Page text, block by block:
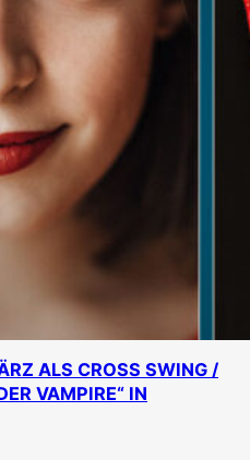
ALS CROSS SWING /
VAMPIRE“ IN